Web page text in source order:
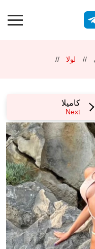
لولا
كاميلا
Next